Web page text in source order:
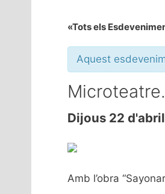
«Tots els
Aquest
Dijous 22
Amb l’obra